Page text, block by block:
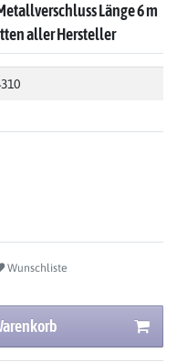
Länge 6 m
aller Hersteller
Wunschliste